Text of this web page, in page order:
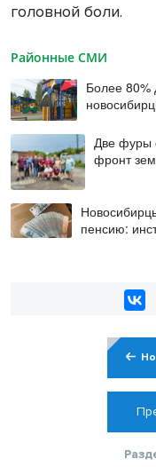
головной боли.
Районные СМИ
Более 80%
Две фуры
фронт
пенсию: